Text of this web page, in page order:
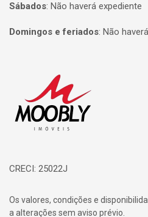
Sábados: Não haverá expediente
Domingos e feriados: Não
CRECI: 25022J
Os valores, condições e
a alterações sem aviso prévio.